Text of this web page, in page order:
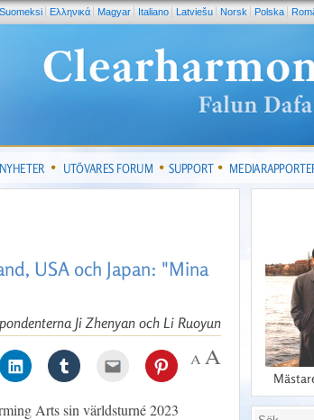
Suomeksi Ελληνικά Magyar Italiano Latviešu Norsk Polska
UTÖVARES FORUM SUPPORT
USA och Japan: "Mina
Ji Zhenyan och Li Ruoyun
Arts sin världsturné 2023